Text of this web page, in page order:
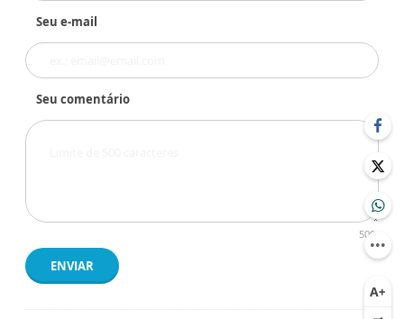
Seu e-mail
Seu comentário
500
ENVIAR